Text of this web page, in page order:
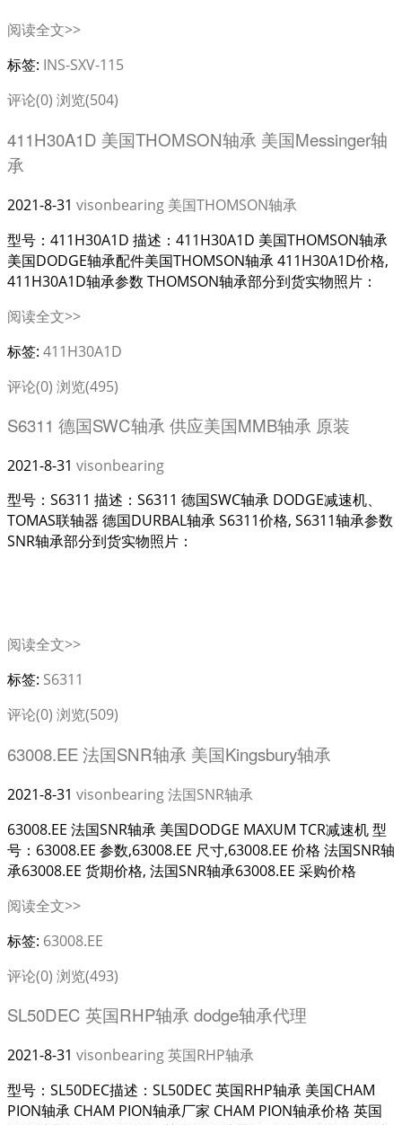
阅读全文>>
标签: INS-SXV-115
评论(0) 浏览(504)
411H30A1D 美国THOMSON轴承 美国Messinger轴
承
2021-8-31 visonbearing 美国THOMSON轴承
型号：411H30A1D 描述：411H30A1D 美国THOMSON轴承
美国DODGE轴承配件美国THOMSON轴承 411H30A1D价格,
411H30A1D轴承参数 THOMSON轴承部分到货实物照片：
阅读全文>>
标签: 411H30A1D
评论(0) 浏览(495)
S6311 德国SWC轴承 供应美国MMB轴承 原装
2021-8-31 visonbearing
型号：S6311 描述：S6311 德国SWC轴承 DODGE减速机、
TOMAS联轴器 德国DURBAL轴承 S6311价格, S6311轴承参数
SNR轴承部分到货实物照片：
阅读全文>>
标签: S6311
评论(0) 浏览(509)
63008.EE 法国SNR轴承 美国Kingsbury轴承
2021-8-31 visonbearing法国SNR轴承
63008.EE 法国SNR轴承 美国DODGE MAXUM TCR减速机 型
号：63008.EE 参数,63008.EE 尺寸,63008.EE 价格 法国SNR轴
承63008.EE 货期价格, 法国SNR轴承63008.EE 采购价格
阅读全文>>
标签: 63008.EE
评论(0) 浏览(493)
SL50DEC 英国RHP轴承 dodge轴承代理
2021-8-31 visonbearing英国RHP轴承
型号：SL50DEC描述：SL50DEC 英国RHP轴承 美国CHAM
PION轴承 CHAM PION轴承厂家 CHAM PION轴承价格 英国